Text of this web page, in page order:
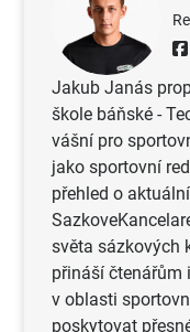
Jakub Janás
škole báňské -
vášní pro
jako sportovní
přehled o
světa sázkových
přináší čtenářům
v oblasti
poskytovat